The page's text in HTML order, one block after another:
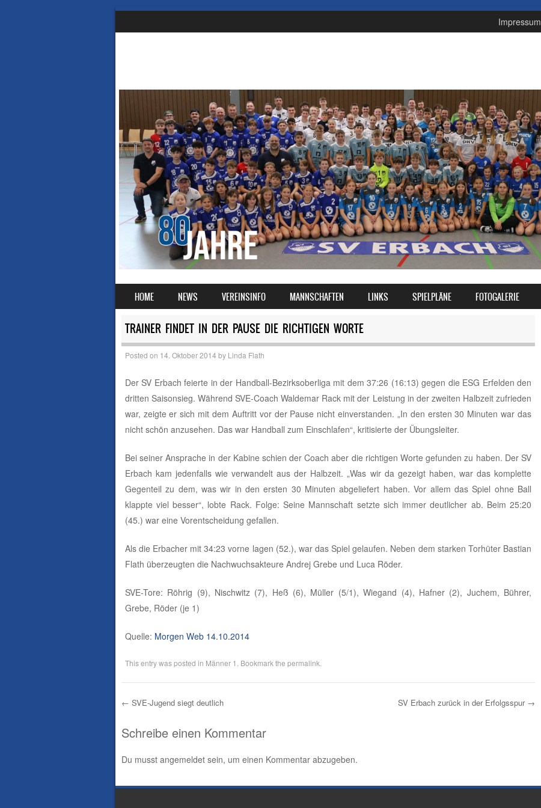
Impressum
MENU
SKIP TO CONTENT
HOME NEWS VEREINSINFO MANNSCHAFTEN LINKS SPIELPLÄNE FOTOGALERIE
TRAINER FINDET IN DER PAUSE DIE RICHTIGEN WORTE
Posted on 14. Oktober 2014 by Linda Flath
Der SV Erbach feierte in der Handball-Bezirksoberliga mit dem 37:26 (16:13) gegen die ESG Erfelden den
dritten Saisonsieg. Während SVE-Coach Waldemar Rack mit der Leistung in der zweiten Halbzeit zufrieden
war, zeigte er sich mit dem Auftritt vor der Pause nicht einverstanden. „In den ersten 30 Minuten war das
nicht schön anzusehen. Das war Handball zum Einschlafen“, kritisierte der Übungsleiter.
Bei seiner Ansprache in der Kabine schien der Coach aber die richtigen Worte gefunden zu haben. Der SV
Erbach kam jedenfalls wie verwandelt aus der Halbzeit. „Was wir da gezeigt haben, war das komplette
Gegenteil zu dem, was wir in den ersten 30 Minuten abgeliefert haben. Vor allem das Spiel ohne Ball
klappte viel besser“, lobte Rack. Folge: Seine Mannschaft setzte sich immer deutlicher ab. Beim 25:20
(45.) war eine Vorentscheidung gefallen.
Als die Erbacher mit 34:23 vorne lagen (52.), war das Spiel gelaufen. Neben dem starken Torhüter Bastian
Flath überzeugten die Nachwuchsakteure Andrej Grebe und Luca Röder.
SVE-Tore: Röhrig (9), Nischwitz (7), Heß (6), Müller (5/1), Wiegand (4), Hafner (2), Juchem, Bührer,
Grebe, Röder (je 1)
Quelle: Morgen Web 14.10.2014
This entry was posted in Männer 1 . Bookmark the permalink
Post navigation
← SVE-Jugend siegt deutlich SV Erbach zurück in der Erfolgsspur →
Schreibe einen Kommentar
Du musst angemeldetsein, um einen Kommentar abzugeben.